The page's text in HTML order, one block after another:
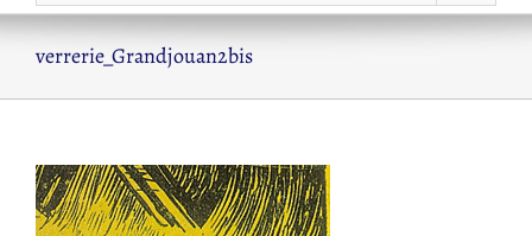
verrerie_Grandjouan2bis